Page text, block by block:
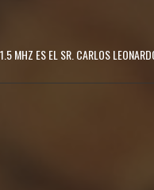
MHZ ES EL SR. CARLOS